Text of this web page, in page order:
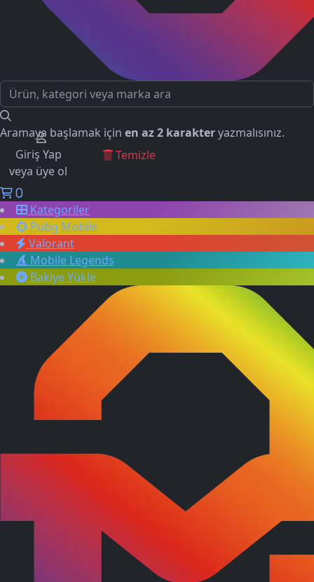
Aramaya başlamak için en az 2 karakteryazmalısınız.
GEÇMİŞ ARAMALAR
Temizle
Giriş Yap
veya üye ol
0
Kategoriler
Pubg Mobile
Valorant
Mobile Legends
Bakiye Yükle